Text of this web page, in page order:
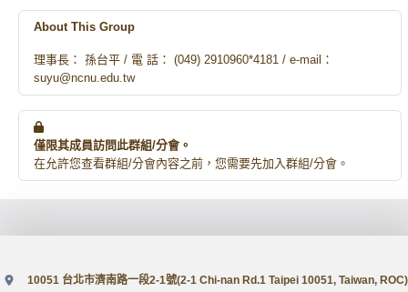
About This Group
理事長： 孫台平 / 電 話： (049) 2910960*4181 / e-mail：
suyu@ncnu.edu.tw
僅限其成員訪問此群組/分會。
在允許您查看群組/分會內容之前，您需要先加入群組/分會。
10051 台北市濟南路一段2-1號(2-1 Chi-nan Rd.1 Taipei 10051, Taiwan, ROC)